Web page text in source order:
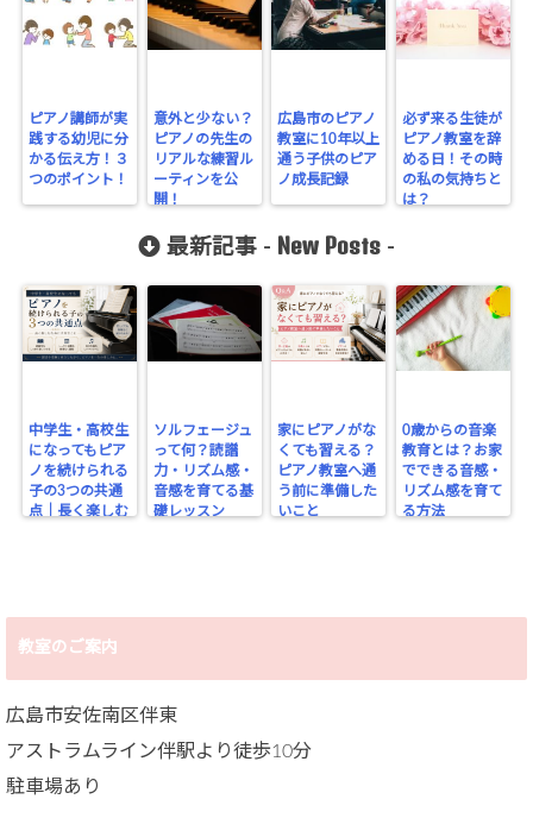
ピアノ講師が実
践する幼児に分
かる伝え方！３
つのポイント！
意外と少ない？
ピアノの先生の
リアルな練習ル
ーティンを公
開！
広島市のピアノ
教室に10年以上
通う子供のピア
ノ成長記録
必ず来る生徒が
ピアノ教室を辞
める日！その時
の私の気持ちと
は？
最新記事 - New Posts -
中学生・高校生
になってもピア
ノを続けられる
子の3つの共通
点｜長く楽しむ
ソルフェージュ
って何？読譜
力・リズム感・
音感を育てる基
礎レッスン
家にピアノがな
くても習える？
ピアノ教室へ通
う前に準備した
いこと
0歳からの音楽
教育とは？お家
でできる音感・
リズム感を育て
る方法
教室のご案内
広島市安佐南区伴東
アストラムライン伴駅より徒歩10分
駐車場あり